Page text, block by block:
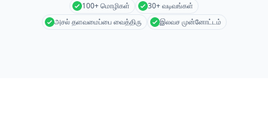
100+ மொழிகள்
30+ வடிவங்கள்
அசல் தளவமைப்பை வைத்திரு
இலவச முன்னோட்டம்